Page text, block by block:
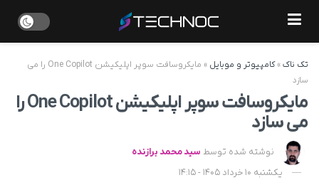
تک ناک»کامپیوتر و موبایل »
مایکروسافت سوپر اپلیکیشن One Copilot را می
سازد
مایکروسافت سوپر اپلیکیشن One Copilot را
می سازد
نوشته شده توسط سید محمد برازنده
یکشنبه 10 خرداد 1405 - 14:15